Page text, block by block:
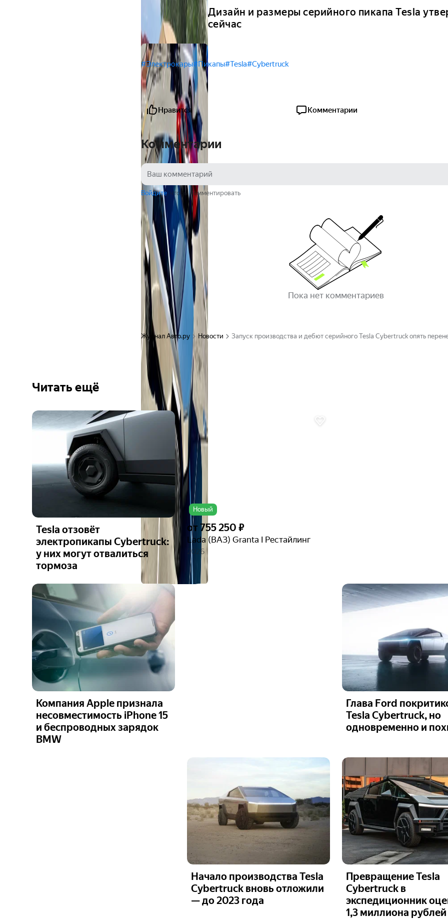
Дизайн и размеры серийного пикапа Tesla
сейчас
#Электрокары#Пикапы#Tesla#Cybertruck
Нравится Комментарии
Комментарии
Войдите , чтобы комментировать
Пока нет комментариев
Журнал Авто.ру Новости Запуск производства и дебют серийного Tesla Cybertruck опять
Читать ещё
Tesla отзовёт
электропикапы Cybertruck:
у них могут отвалиться
тормоза
Новый
Ещё 3
фото
от 755 250 ₽
Lada (ВАЗ) Granta I Рестайлинг
2026
Компания Apple признала
несовместимость iPhone 15
и беспроводных зарядок
BMW
Глава Ford
Tesla Cybertruck, но
одновременно и
Начало производства Tesla
Cybertruck вновь отложили
— до 2023 года
Превращение Tesla
Cybertruck в
экспедиционник
1,3 миллиона рублей